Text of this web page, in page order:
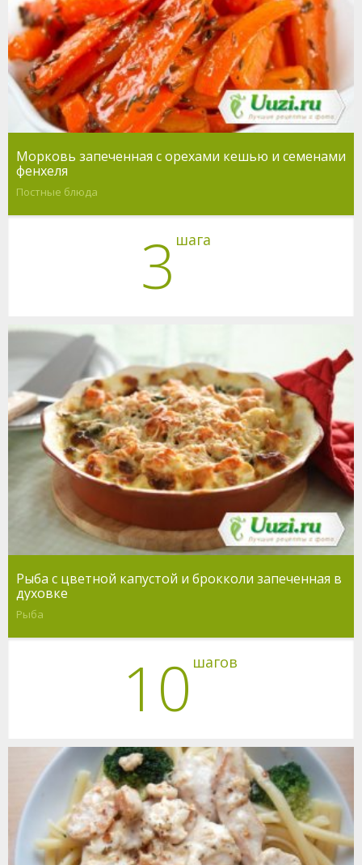
Морковь запеченная с орехами кешью и семенами
фенхеля
Постные блюда
3 шага
Рыба с цветной капустой и брокколи запеченная в
духовке
Рыба
10 шагов